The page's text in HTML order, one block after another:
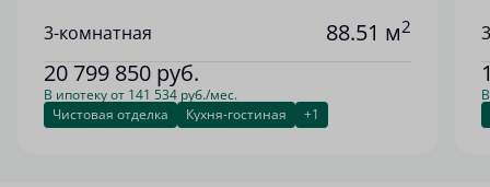
3-комнатная 88.51 м2
20 799 850 руб.
В ипотеку от 141 534 руб./мес.
Чистовая отделка
Кухня-гостиная +1